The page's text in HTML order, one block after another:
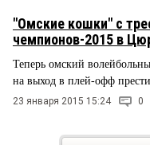
"Омские кошки" с
чемпионов-2015 в
Теперь омский
на выход в плей-офф
23 января 2015 15:24 0